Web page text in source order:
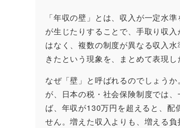
「年収の壁」とは、収入が一定水
が生じたりすることで、手取り収
はなく、複数の制度が異なる収入
きたという現象を、まとめて表現し
なぜ「壁」と呼ばれるのでしょう
が、日本の税・社会保険制度では
ば、年収が130万円を超えると、配
せん。増えた収入よりも、増える